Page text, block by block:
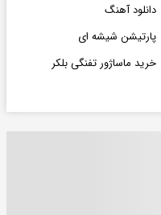
دانلود آهنگ
پارتیشن شیشه ای
خرید ماساژور تفنگی بلکر